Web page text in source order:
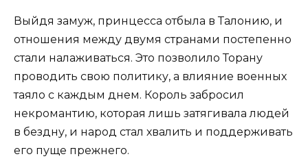
Выйдя замуж, принцесса отбыла в Талонию, и
отношения между двумя странами постепенно
стали налаживаться. Это позволило Торану
проводить свою политику, а влияние военных
таяло с каждым днем. Король забросил
некромантию, которая лишь затягивала людей
в бездну, и народ стал хвалить и поддерживать
его пуще прежнего.